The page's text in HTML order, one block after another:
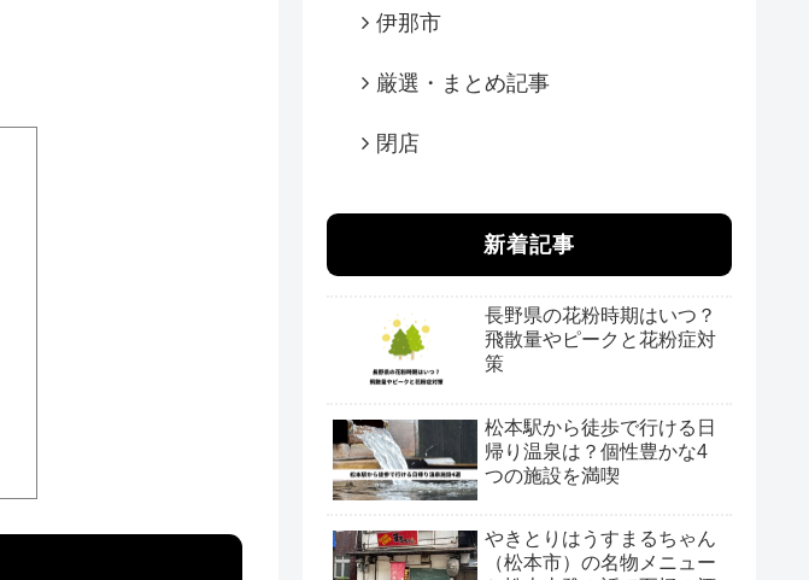
伊那市
厳選・まとめ記事
閉店
新着記事
長野県の花粉時期はいつ？
飛散量やピークと花粉症対
策
松本駅から徒歩で行ける日
帰り温泉は？個性豊かな4
つの施設を満喫
やきとりはうすまるちゃん
（松本市）の名物メニュー